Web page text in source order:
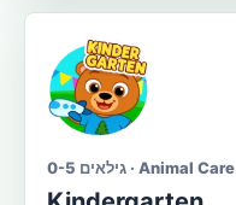
גילאים 0-5 · Animal Care